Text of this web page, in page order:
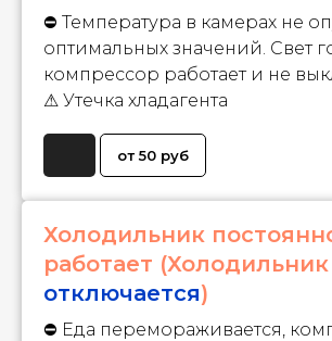
⛔ Температура в камерах не
оптимальных значений. Свет
компрессор работает и не
⚠ Утечка хладагента
от 50 руб
Холодильник
работает (Холодильник
отключается)
⛔ Еда перемораживается,